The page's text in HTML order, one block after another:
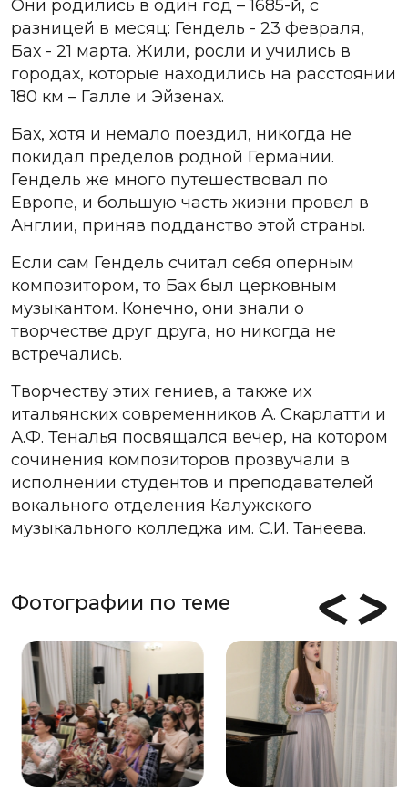
Они родились в один год – 1685-й, с
разницей в месяц: Гендель - 23 февраля,
Бах - 21 марта. Жили, росли и учились в
городах, которые находились на расстоянии
180 км – Галле и Эйзенах.
Бах, хотя и немало поездил, никогда не
покидал пределов родной Германии.
Гендель же много путешествовал по
Европе, и большую часть жизни провел в
Англии, приняв подданство этой страны.
Если сам Гендель считал себя оперным
композитором, то Бах был церковным
музыкантом. Конечно, они знали о
творчестве друг друга, но никогда не
встречались.
Творчеству этих гениев, а также их
итальянских современников А. Скарлатти и
А.Ф. Теналья посвящался вечер, на котором
сочинения композиторов прозвучали в
исполнении студентов и преподавателей
вокального отделения Калужского
музыкального колледжа им. С.И. Танеева.
Фотографии по теме